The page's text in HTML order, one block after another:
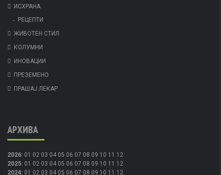
ИСХРАНА
РЕЦЕПТИ
ЖИВОТЕН СТИЛ
КОЛУМНИ
ИНОВАЦИИ
ПРЕЗЕМЕНО
ПРАШАЈ ЛЕКАР
АРХИВА
2026: 01 02 03 04 05 06 07 08 09 10 11 12
2025: 01 02 03 04 05 06 07 08 09 10 11 12
2024: 01 02 03 04 05 06 07 08 09 10 11 12